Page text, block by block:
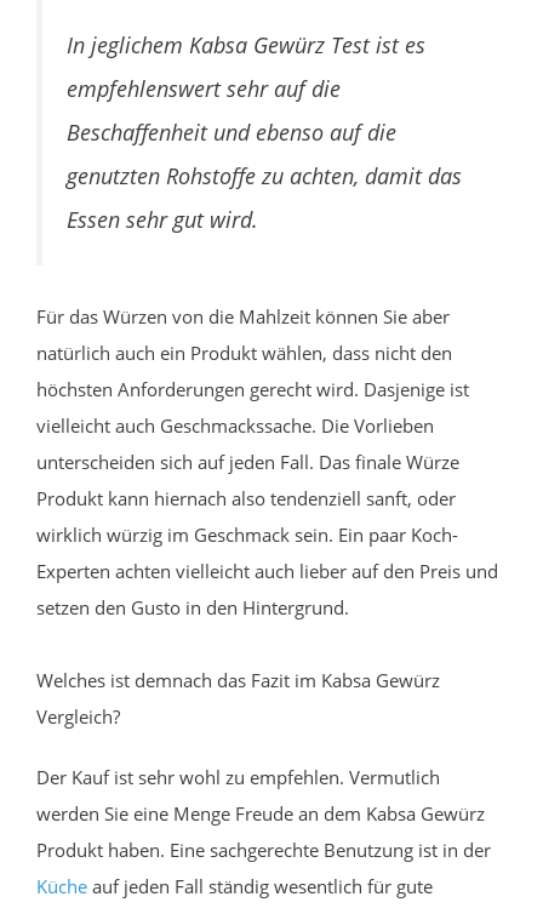
In jeglichem Kabsa Gewürz Test ist es
empfehlenswert sehr auf die
Beschaffenheit und ebenso auf die
genutzten Rohstoffe zu achten, damit das
Essen sehr gut wird.
Für das Würzen von die Mahlzeit können Sie aber
natürlich auch ein Produkt wählen, dass nicht den
höchsten Anforderungen gerecht wird. Dasjenige ist
vielleicht auch Geschmackssache. Die Vorlieben
unterscheiden sich auf jeden Fall. Das finale Würze
Produkt kann hiernach also tendenziell sanft, oder
wirklich würzig im Geschmack sein. Ein paar Koch-
Experten achten vielleicht auch lieber auf den Preis und
setzen den Gusto in den Hintergrund.
Welches ist demnach das Fazit im Kabsa Gewürz
Vergleich?
Der Kauf ist sehr wohl zu empfehlen. Vermutlich
werden Sie eine Menge Freude an dem Kabsa Gewürz
Produkt haben. Eine sachgerechte Benutzung ist in der
Küche auf jeden Fall ständig wesentlich für gute